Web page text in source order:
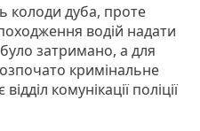
колоди дуба, проте
водій надати
було затримано, а для
кримінальне
комунікації поліції